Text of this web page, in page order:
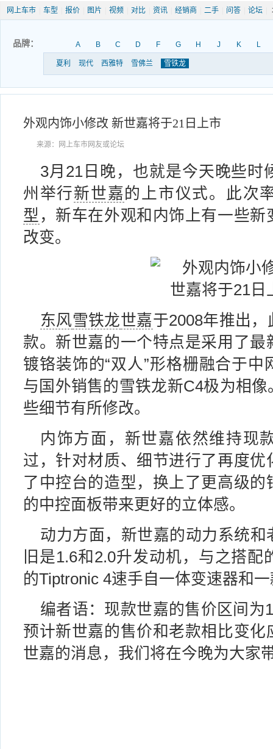
网上车市 车型 报价 图片 视频 对比 资讯 经销商 二手 问答 论坛
品牌： A B C D F G H J K L
夏利 现代 西雅特 雪佛兰 雪铁龙
外观内饰小修改 新世嘉将于21日上市
来源：网上车市网友或论坛
3月21日晚，也就是今天晚些时
州举行新世嘉的上市仪式。此次
型 ，新车在外观和内饰上有一些
改变。
东风雪铁龙世嘉于2008年推出
款。新世嘉的一个特点是采用了
镀铬装饰的“双人”形格栅融合于
与国外销售的雪铁龙新C4极为相
些细节有所修改。
内饰方面，新世嘉依然维持现
过，针对材质、细节进行了再度
了中控台的造型，换上了更高级
的中控面板带来更好的立体感。
动力方面，新世嘉的动力系统
旧是1.6和2.0升发动机，与之搭
的Tiptronic 4速手自一体变速器和
编者语：现款世嘉的售价区间为
预计新世嘉的售价和老款相比变
世嘉的消息，我们将在今晚为大家